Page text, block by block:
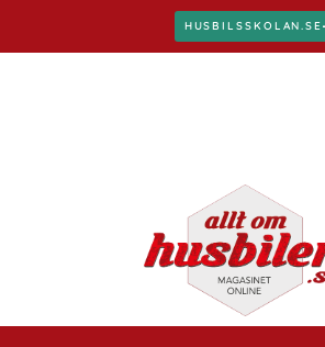
HUSBILSSKOLAN.SE